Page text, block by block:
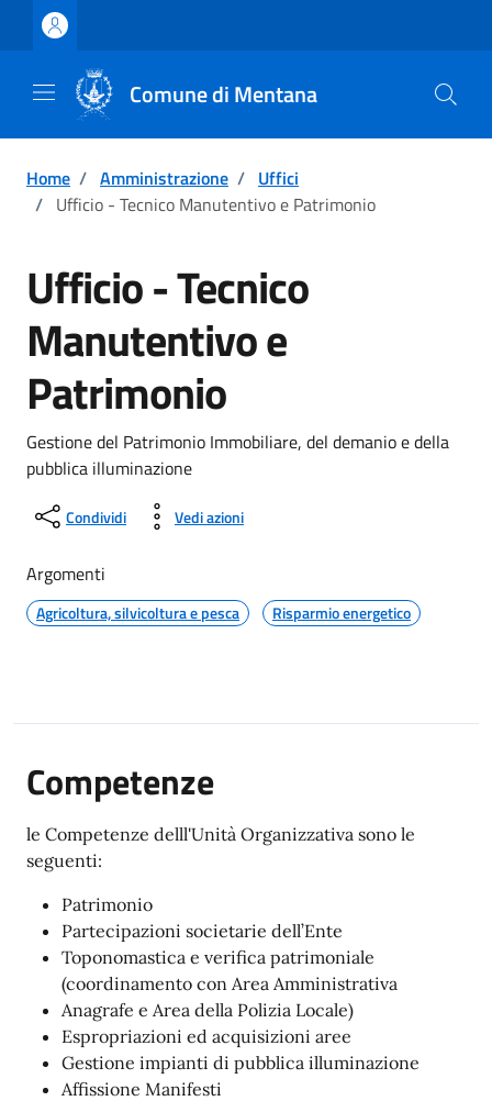
Vai ai contenuti
Vai al footer
Comune di Mentana
Home / Amministrazione / Uffici
/ Ufficio - Tecnico Manutentivo e Patrimonio
Ufficio - Tecnico
Manutentivo e
Patrimonio
Gestione del Patrimonio Immobiliare, del demanio e della
pubblica illuminazione
Condividi Vedi azioni
Argomenti
Agricoltura, silvicoltura e pesca Risparmio energetico
Competenze
le Competenze delll'Unità Organizzativa sono le
seguenti:
Patrimonio
Partecipazioni societarie dell’Ente
Toponomastica e verifica patrimoniale
(coordinamento con Area Amministrativa
Anagrafe e Area della Polizia Locale)
Espropriazioni ed acquisizioni aree
Gestione impianti di pubblica illuminazione
Affissione Manifesti